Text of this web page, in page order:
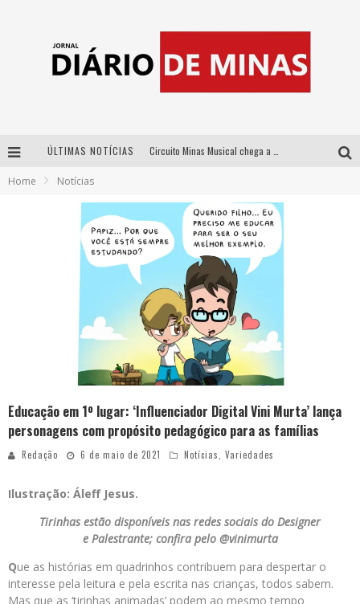
ÚLTIMAS NOTÍCIAS
No clima do Hexa: “Passinho do Brasil”, da DJ Danny Albuquerque, é a música que embala a torcida brasileira na Copa do Mundo 2026
Yan traz a turnê nacional do PagodYANdo para Belo Horizonte
Home Notícias
Educação em 1º lugar: ‘Influenciador Digital Vini Murta’ lança
personagens com propósito pedagógico para as famílias
Redação 6 de maio de 2021 Notícias, Variedades
Ilustração: Áleff Jesus.
Tirinhas estão disponíveis nas redes sociais do Designer
e Palestrante; confira pelo @vinimurta
Que as histórias em quadrinhos contribuem para despertar o
interesse pela leitura e pela escrita nas crianças, todos sabem.
Mas que as ‘tirinhas animadas’ podem ao mesmo tempo